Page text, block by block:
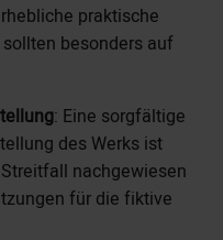
praktische
besonders auf
: Eine sorgfältige
des Werks ist
nachgewiesen
für die fiktive